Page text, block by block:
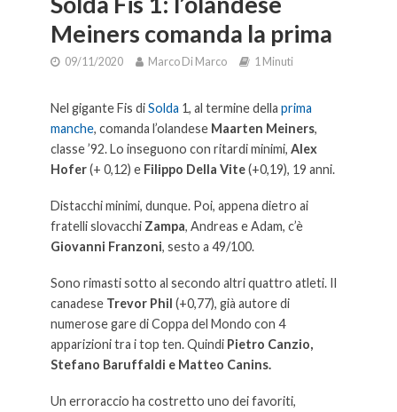
Meiners comanda la prima
09/11/2020 Marco Di Marco 1 Minuti
Nel gigante Fis diSolda 1, al termine della prima
manche, comanda l’olandese Maarten Meiners,
classe ’92. Lo inseguono con ritardi minimi, Alex
Hofer(+ 0,12) e Filippo Della Vite(+0,19), 19 anni.
Distacchi minimi, dunque. Poi, appena dietro ai
fratelli slovacchi Zampa, Andreas e Adam, c’è
Giovanni Franzoni, sesto a 49/100.
Sono rimasti sotto al secondo altri quattro atleti. Il
canadeseTrevor Phil (+0,77), già autore di
numerose gare di Coppa del Mondo con 4
apparizioni tra i top ten. Quindi Pietro Canzio,
Stefano Baruffaldi e Matteo Canins.
Un erroraccio ha costretto uno dei favoriti,